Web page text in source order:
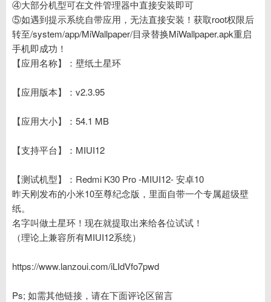
④大部分机型可在文件管理器中直接安装即可
⑤如遇到提示系统自带应用，无法直接安装！获取root权限后
转至/system/app/MiWallpaper/目录替换MiWallpaper.apk重启
手机即成功！
【应用名称】：壁纸土星环
【应用版本】：v2.3.95
【应用大小】：54.1 MB
【支持平台】：MIUI12
【测试机型】：Redmi K30 Pro -MIUI12- 安卓10
昨天刚发布的小米10至尊纪念版，里面自带一个专属超级壁
纸。
名字叫做土星环！现在就提取出来给各位试试！
（理论上兼容所有MIUI12系统）
https://www.lanzoui.com/iLIdVfo7pwd
Ps; 如需其他链接，请在下面评论区留言